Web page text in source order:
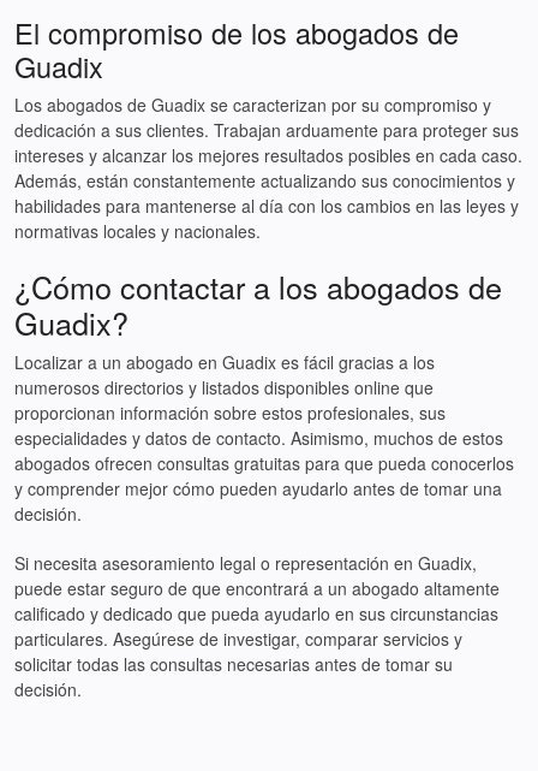
El compromiso de los abogados de
Guadix
Los abogados de Guadix se caracterizan por su compromiso y
dedicación a sus clientes. Trabajan arduamente para proteger sus
intereses y alcanzar los mejores resultados posibles en cada caso.
Además, están constantemente actualizando sus conocimientos y
habilidades para mantenerse al día con los cambios en las leyes y
normativas locales y nacionales.
¿Cómo contactar a los abogados de
Guadix?
Localizar a un abogado en Guadix es fácil gracias a los
numerosos directorios y listados disponibles online que
proporcionan información sobre estos profesionales, sus
especialidades y datos de contacto. Asimismo, muchos de estos
abogados ofrecen consultas gratuitas para que pueda conocerlos
y comprender mejor cómo pueden ayudarlo antes de tomar una
decisión.
Si necesita asesoramiento legal o representación en Guadix,
puede estar seguro de que encontrará a un abogado altamente
calificado y dedicado que pueda ayudarlo en sus circunstancias
particulares. Asegúrese de investigar, comparar servicios y
solicitar todas las consultas necesarias antes de tomar su
decisión.